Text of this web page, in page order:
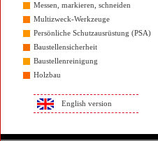
Messen, markieren, schneiden
Multizweck-Werkzeuge
Persönliche Schutzausrüstung (PSA)
Baustellensicherheit
Baustellenreinigung
Holzbau
English version